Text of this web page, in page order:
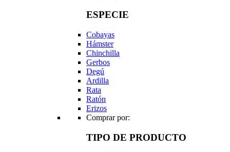
ESPECIE
Cobayas
Hámster
Chinchilla
Gerbos
Degú
Ardilla
Rata
Ratón
Erizos
Comprar por:
TIPO DE PRODUCTO